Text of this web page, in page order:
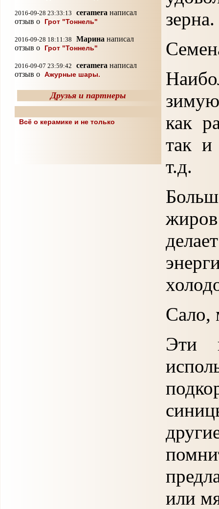
2016-09-28 23:33:13 ceramera написал
отзыв о
Грот "Тоннель"
2016-09-28 18:11:38 Марина написал
отзыв о
Грот "Тоннель"
2016-09-07 23:59:42 ceramera написал
отзыв о Ажурные шары.
Друзья и партнеры
Всё о керамике и не только
зерна.
как
так и
т.д.
жиров
Сало,
Эти
или